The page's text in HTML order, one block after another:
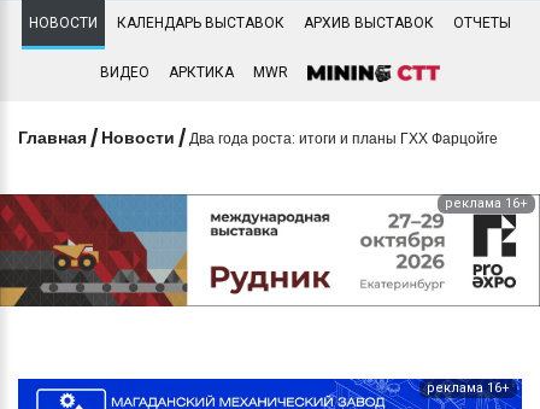
НОВОСТИ КАЛЕНДАРЬ ВЫСТАВОК АРХИВ ВЫСТАВОК ОТЧЕТЫ
ВИДЕО АРКТИКА MWR
Главная / Новости /Два года роста: итоги и планы ГХХ Фарцойге
реклама 16+
реклама 16+